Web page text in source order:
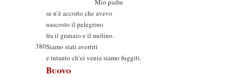
Mio padre
se n’è accorto che avevo
nascosto il pelegrino
fra il granaio e il molino.
380Siamo stati avertiti
e intanto ch’ei venia siamo fuggiti.
Buovo